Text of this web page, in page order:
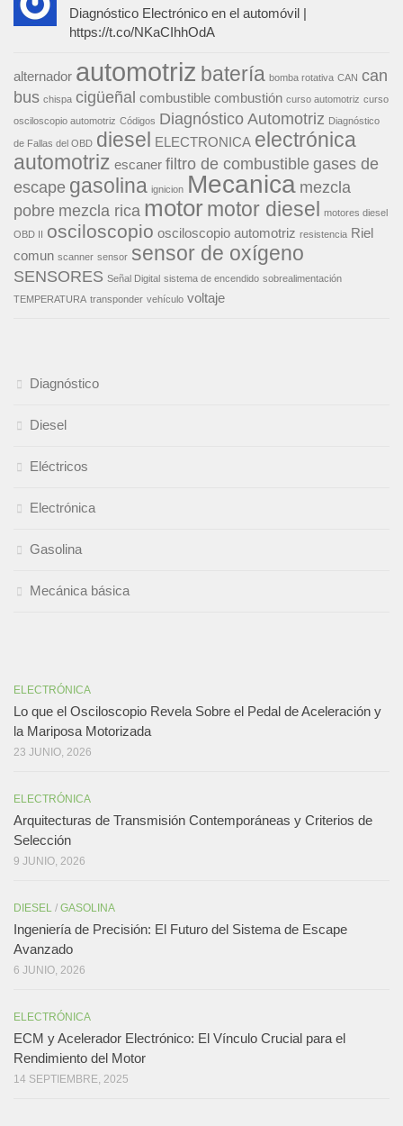
Diagnóstico Electrónico en el automóvil |
https://t.co/NKaCIhhOdA
alternador automotriz batería bomba rotativa CAN can
bus chispa cigüeñal combustible combustión curso automotriz curso
osciloscopio automotriz Códigos Diagnóstico Automotriz Diagnóstico
de Fallas del OBD diesel ELECTRONICA electrónica
automotriz escaner filtro de combustible gases de
escape gasolina ignicion Mecanica mezcla
pobre mezcla rica motormotor diesel
motores diesel
OBD II osciloscopio osciloscopio automotriz resistencia Riel
comun scanner sensor sensor de oxígeno
SENSORES Señal Digital sistema de encendido sobrealimentación
TEMPERATURA transponder vehículo voltaje
Diagnóstico
Diesel
Eléctricos
Electrónica
Gasolina
Mecánica básica
ELECTRÓNICA
Lo que el Osciloscopio Revela Sobre el Pedal de Aceleración y
la Mariposa Motorizada
23 JUNIO, 2026
ELECTRÓNICA
Arquitecturas de Transmisión Contemporáneas y Criterios de
Selección
9 JUNIO, 2026
DIESEL / GASOLINA
Ingeniería de Precisión: El Futuro del Sistema de Escape
Avanzado
6 JUNIO, 2026
ELECTRÓNICA
ECM y Acelerador Electrónico: El Vínculo Crucial para el
Rendimiento del Motor
14 SEPTIEMBRE, 2025